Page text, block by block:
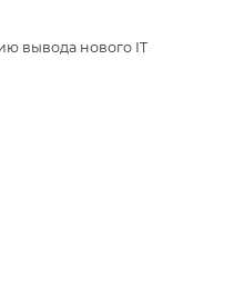
бизнеса
бизнеса
вывода нового IT